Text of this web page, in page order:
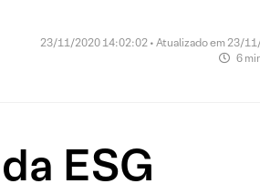
23/11/2020 14:02:02 • Atualizado em 23/
6
ESG